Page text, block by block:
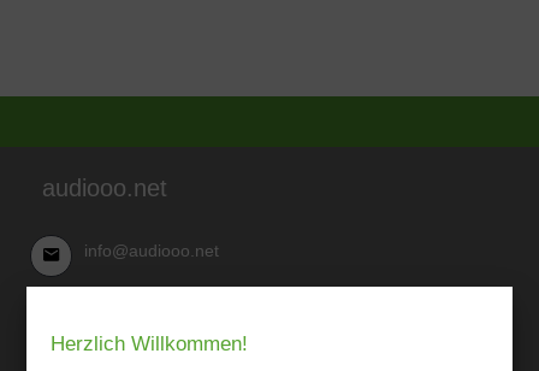
audiooo.net
info@audiooo.net
03 41-25 69 27 20
Herzlich Willkommen!